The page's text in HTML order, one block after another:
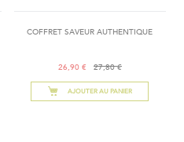
COFFRET SAVEUR AUTHENTIQUE
26,90 € 27,80 €
AJOUTER AU PANIER